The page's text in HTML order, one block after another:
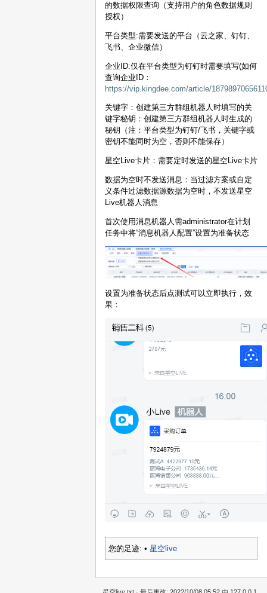
的数据权限查询（支持用户的角色数据规则
授权）
平台类型:需要发送的平台（云之家、钉钉、
飞书、企业微信）
企业ID:仅在平台类型为钉钉时需要填写(如何
查询企业ID：
https://vip.kingdee.com/article/
关键字：创建第三方群组机器人时填写的关
键字秘钥：创建第三方群组机器人时生成的
秘钥（注：平台类型为钉钉/飞书，关键字或
密钥不能同时为空，否则不能保存）
星空Live卡片：需要定时发送的星空Live卡片
数据为空时不发送消息：当过滤方案或自定
义条件过滤数据源数据为空时，不发送星空
Live机器人消息
首次使用消息机器人需administrator在计划
任务中将“消息机器人配置”设置为准备状态
设置为准备状态后点测试可以立即执行，效
果：
您的足迹: • 星空live